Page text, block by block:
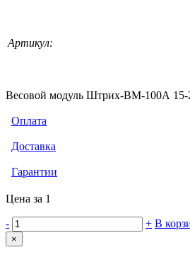
Артикул:
Весовой модуль Штрих-ВМ-100А 15-
Оплата
Доставка
Гарантии
Цена за 1
- + В
×